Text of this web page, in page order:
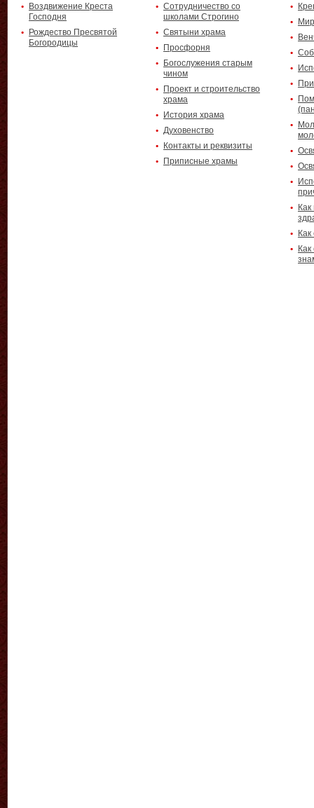
Воздвижение Креста
Господня
Рождество Пресвятой
Богородицы
Сотрудничество со
школами Строгино
Святыни храма
Просфорня
Богослужения старым
чином
Проект и строительство
храма
История храма
Духовенство
Контакты и реквизиты
Приписные храмы
Как
Как